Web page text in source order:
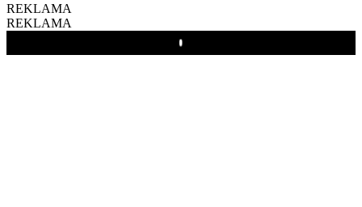
REKLAMA
REKLAMA
Play